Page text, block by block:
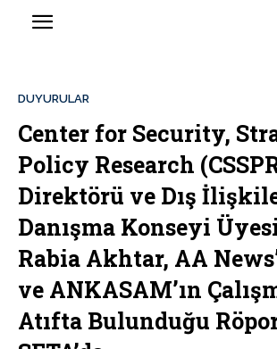
DUYURULAR
Center for Security,
Policy Research
Direktörü ve Dış
Danışma Konseyi
Rabia Akhtar, AA
ve ANKASAM’ın
Atıfta Bulunduğu